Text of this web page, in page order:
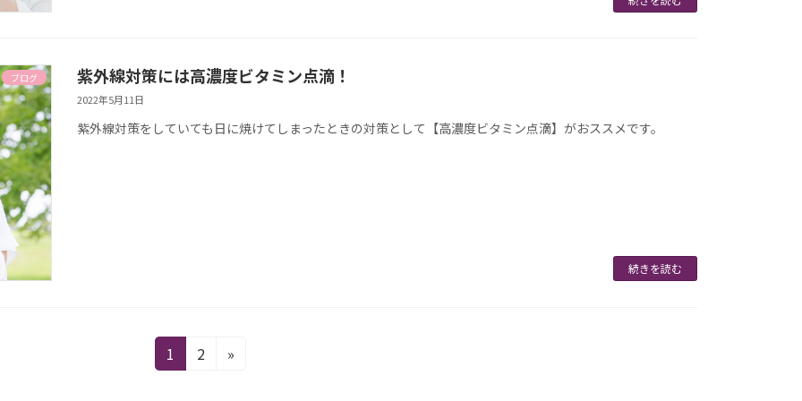
ブログ 紫外線対策には高濃度ビタミン点滴！
2022年5月11日
紫外線対策をしていても日に焼けてしまったときの対策として【高濃度ビタミン点滴】がおススメです。
続きを読む
固
定
1
固
2 »